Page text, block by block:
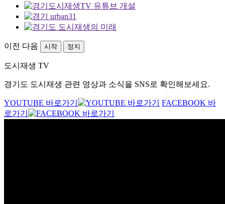
이전 다음 시작 정지
도시재생 TV
경기도 도시재생 관련 영상과 소식을 SNS로 확인해보세요.
YOUTUBE 바로가기
FACEBOOK 바
로가기